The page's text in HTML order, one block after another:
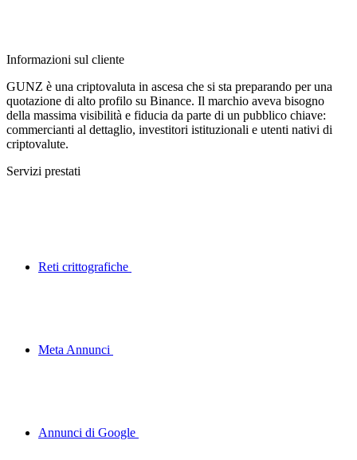
Informazioni sul cliente
GUNZ è una criptovaluta in ascesa che si sta preparando per una
quotazione di alto profilo su Binance. Il marchio aveva bisogno
della massima visibilità e fiducia da parte di un pubblico chiave:
commercianti al dettaglio, investitori istituzionali e utenti nativi di
criptovalute.
Servizi prestati
Reti crittografiche
Meta Annunci
Annunci di Google